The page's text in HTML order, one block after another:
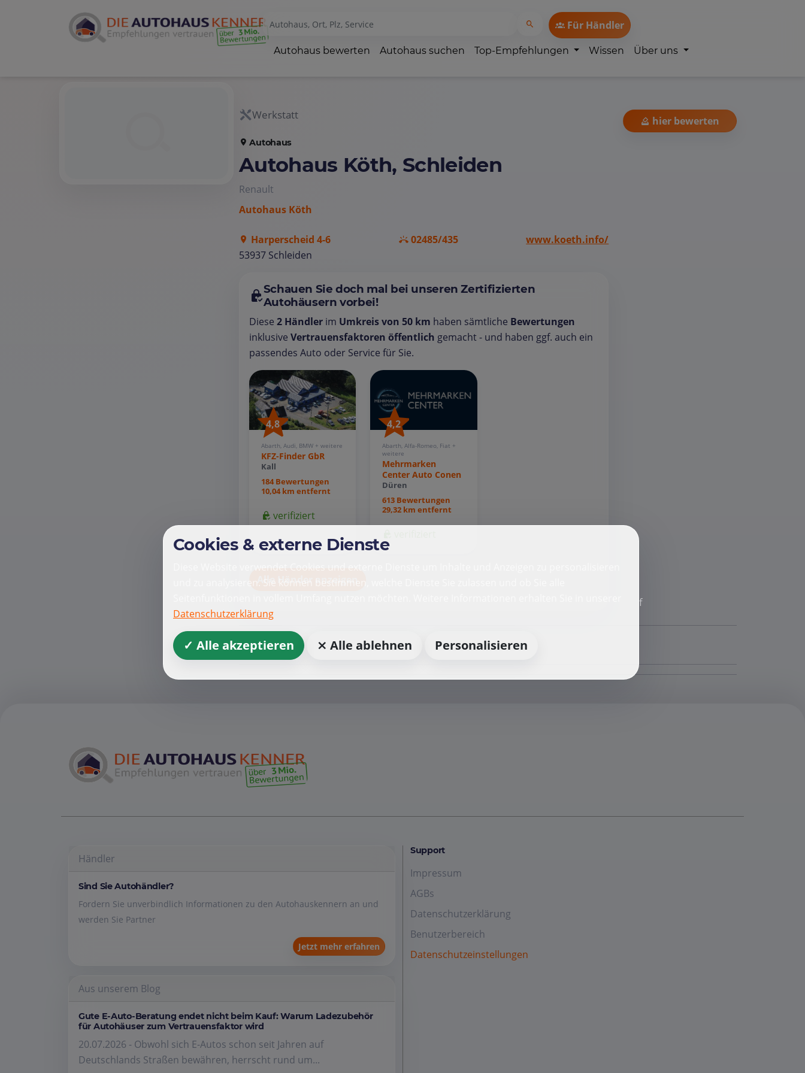
Für Händler
Autohaus bewerten Autohaus suchen Top-Empfehlungen Wissen Über uns
Werkstatt
Autohaus
Autohaus Köth, Schleiden
Renault
Autohaus Köth
Harperscheid 4-6
53937 Schleiden
02485/435 www.koeth.info/
Schauen Sie doch mal bei unseren Zertifizierten
Autohäusern vorbei!
Diese 2 Händler im Umkreis von 50 km haben sämtliche Bewertungen
inklusive Vertrauensfaktoren öffentlich gemacht - und haben ggf. auch ein
passendes Auto oder Service für Sie.
4,8
Abarth, Audi, BMW + weitere
KFZ-Finder GbR
Kall
184 Bewertungen
10,04 km entfernt
verifiziert
4,2
Abarth, Alfa-Romeo, Fiat +
weitere
Mehrmarken
Center Auto Conen
Düren
613 Bewertungen
29,32 km entfernt
Alle Händer anzeigen
hier bewerten
Händler
Sind Sie Autohändler?
Fordern Sie unverbindlich Informationen zu den Autohauskennern an und
werden Sie Partner
Jetzt mehr erfahren
Aus unserem Blog
Gute E-Auto-Beratung endet nicht beim Kauf: Warum Ladezubehör
für Autohäuser zum Vertrauensfaktor wird
20.07.2026 - Obwohl sich E-Autos schon seit Jahren auf
Deutschlands Straßen bewähren, herrscht rund um...
Support
Impressum
AGBs
Datenschutzerklärung
Benutzerbereich
Datenschutzeinstellungen
Cookies & externe Dienste
Diese Website verwendet Cookies und externe Dienste um Inhalte und Anzeigen zu personalisieren
und zu analysieren. Sie können bestimmen, welche Dienste Sie zulassen und ob Sie alle
Datenschutzerklärung
✓ Alle akzeptieren ⨯ Alle ablehnen Personalisieren
f